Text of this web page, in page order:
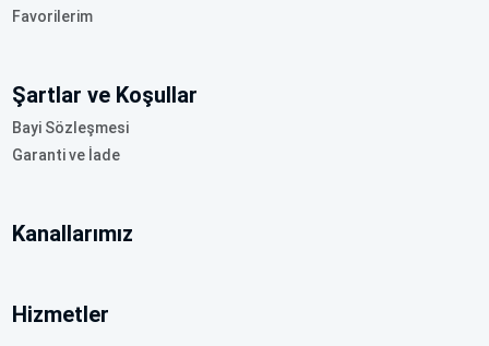
Favorilerim
Şartlar ve Koşullar
Bayi Sözleşmesi
Garanti ve İade
Kanallarımız
Hizmetler